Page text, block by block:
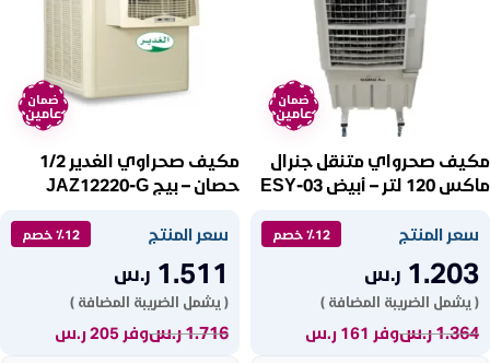
ضمان
عامين
مكيف صحرواي متنقل جنرال
ماكس 120 لتر – أبيض ESY-03
سعر المنتج ٪12 خصم
1.203 ر.س
( يشمل الضريبة المضافة )
1.364ر.سوفر 161 ر.س
ضمان
عامين
مكيف صحراوي الغدير 1/2
حصان – بيج JAZ12220-G
سعر المنتج ٪12 خصم
1.511 ر.س
( يشمل الضريبة المضافة )
1.716ر.سوفر 205 ر.س